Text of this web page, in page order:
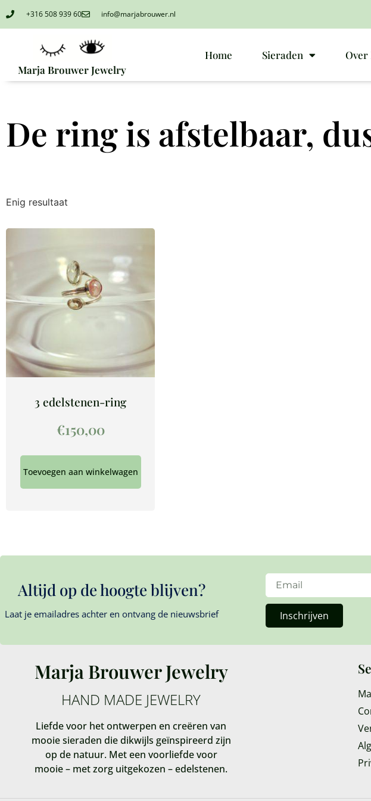
+316 508 939 60 info@marjabrouwer.nl
Marja Brouwer Jewelry
Home Sieraden Over
De ring is afstelbaar,
Enig resultaat
3 edelstenen-ring
€150,00
Toevoegen aan winkelwagen
Altijd op de hoogte blijven?
Laat je emailadres achter en ontvang de nieuwsbrief Inschrijven
Marja Brouwer Jewelry
HAND MADE JEWELRY
Liefde voor het ontwerpen en creëren van
mooie sieraden die dikwijls geïnspireerd zijn
op de natuur. Met een voorliefde voor
mooie – met zorg uitgekozen – edelstenen.